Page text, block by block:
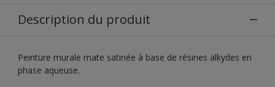
Description du produit
Peinture murale mate satinée à base de résines alkydes en
phase aqueuse.